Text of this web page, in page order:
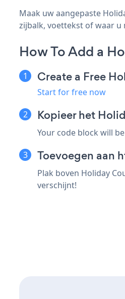
Maak uw aangepaste
zijbalk, voettekst of waar u
How To Add a
Create a Free
Start for free now
Kopieer het
Your code block will
Toevoegen aan
Plak boven Holiday
verschijnt!